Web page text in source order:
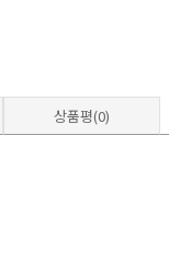
상품평(0)